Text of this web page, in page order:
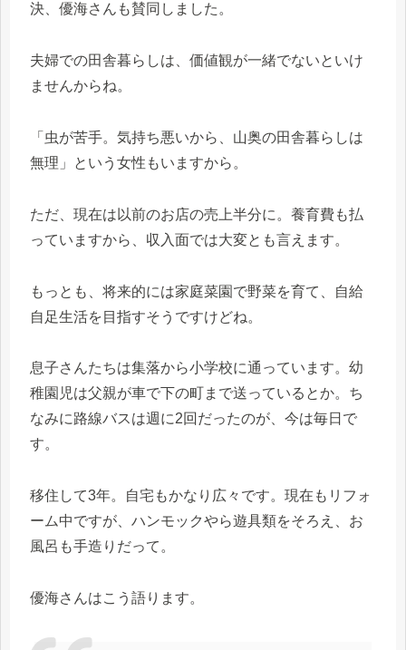
決、優海さんも賛同しました。
夫婦での田舎暮らしは、価値観が一緒でないといけ
ませんからね。
「虫が苦手。気持ち悪いから、山奥の田舎暮らしは
無理」という女性もいますから。
ただ、現在は以前のお店の売上半分に。養育費も払
っていますから、収入面では大変とも言えます。
もっとも、将来的には家庭菜園で野菜を育て、自給
自足生活を目指すそうですけどね。
息子さんたちは集落から小学校に通っています。幼
稚園児は父親が車で下の町まで送っているとか。ち
なみに路線バスは週に2回だったのが、今は毎日で
す。
移住して3年。自宅もかなり広々です。現在もリフォ
ーム中ですが、ハンモックやら遊具類をそろえ、お
風呂も手造りだって。
優海さんはこう語ります。